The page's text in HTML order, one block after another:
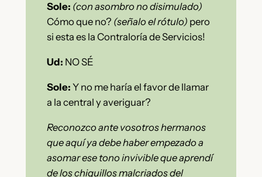
Sole: (con asombro no disimulado)
Cómo que no? (señalo el rótulo) pero
si esta es la Contraloría de Servicios!
Ud: NO SÉ
Sole: Y no me haría el favor de llamar
a la central y averiguar?
Reconozco ante vosotros hermanos
que aquí ya debe haber empezado a
asomar ese tono invivible que aprendí
de los chiquillos malcriados del